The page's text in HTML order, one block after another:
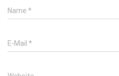
Name *
E-Mail *